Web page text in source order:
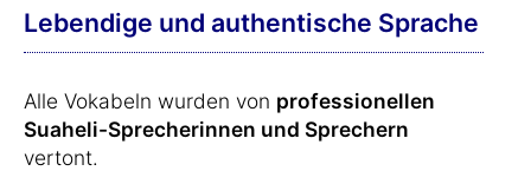
Lebendige und authentische Sprache
Alle Vokabeln wurden von professionellen
Suaheli-Sprecherinnen und Sprechern
vertont.